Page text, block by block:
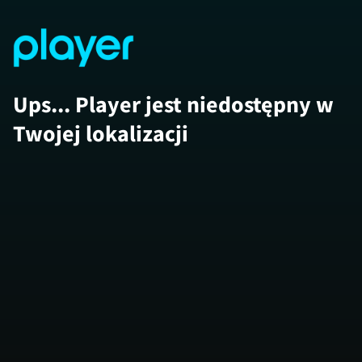
Ups... Player jest niedostępny w
Twojej lokalizacji